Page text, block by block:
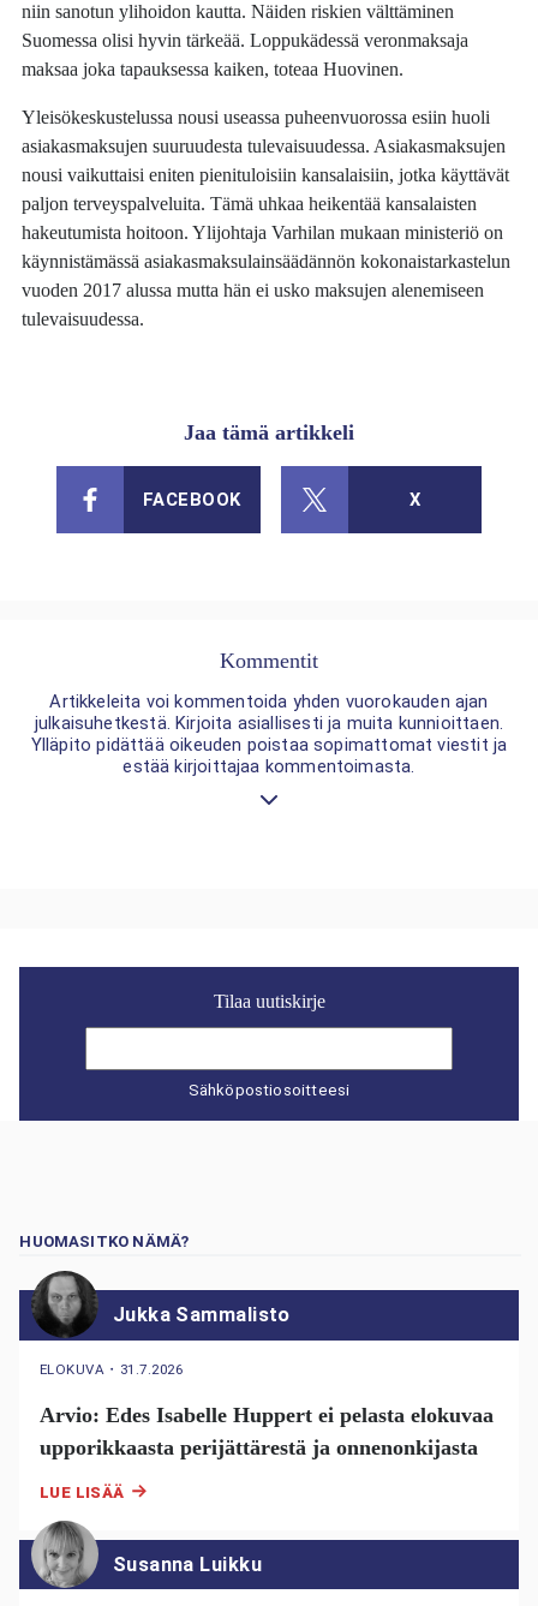
niin sanotun ylihoidon kautta. Näiden riskien välttäminen
Suomessa olisi hyvin tärkeää. Loppukädessä veronmaksaja
maksaa joka tapauksessa kaiken, toteaa Huovinen.
Yleisökeskustelussa nousi useassa puheenvuorossa esiin huoli
asiakasmaksujen suuruudesta tulevaisuudessa. Asiakasmaksujen
nousi vaikuttaisi eniten pienituloisiin kansalaisiin, jotka käyttävät
paljon terveyspalveluita. Tämä uhkaa heikentää kansalaisten
hakeutumista hoitoon. Ylijohtaja Varhilan mukaan ministeriö on
käynnistämässä asiakasmaksulainsäädännön kokonaistarkastelun
vuoden 2017 alussa mutta hän ei usko maksujen alenemiseen
tulevaisuudessa.
Jaa tämä artikkeli
FACEBOOK X
Kommentit
Artikkeleita voi kommentoida yhden vuorokauden ajan
julkaisuhetkestä. Kirjoita asiallisesti ja muita kunnioittaen.
Ylläpito pidättää oikeuden poistaa sopimattomat viestit ja
estää kirjoittajaa kommentoimasta.
Tilaa uutiskirje
Sähköpostiosoitteesi
HUOMASITKO NÄMÄ?
Jukka Sammalisto
ELOKUVA ・ 31.7.2026
Arvio: Edes Isabelle Huppert ei pelasta elokuvaa
upporikkaasta perijättärestä ja onnenonkijasta
LUE LISÄÄ
Susanna Luikku